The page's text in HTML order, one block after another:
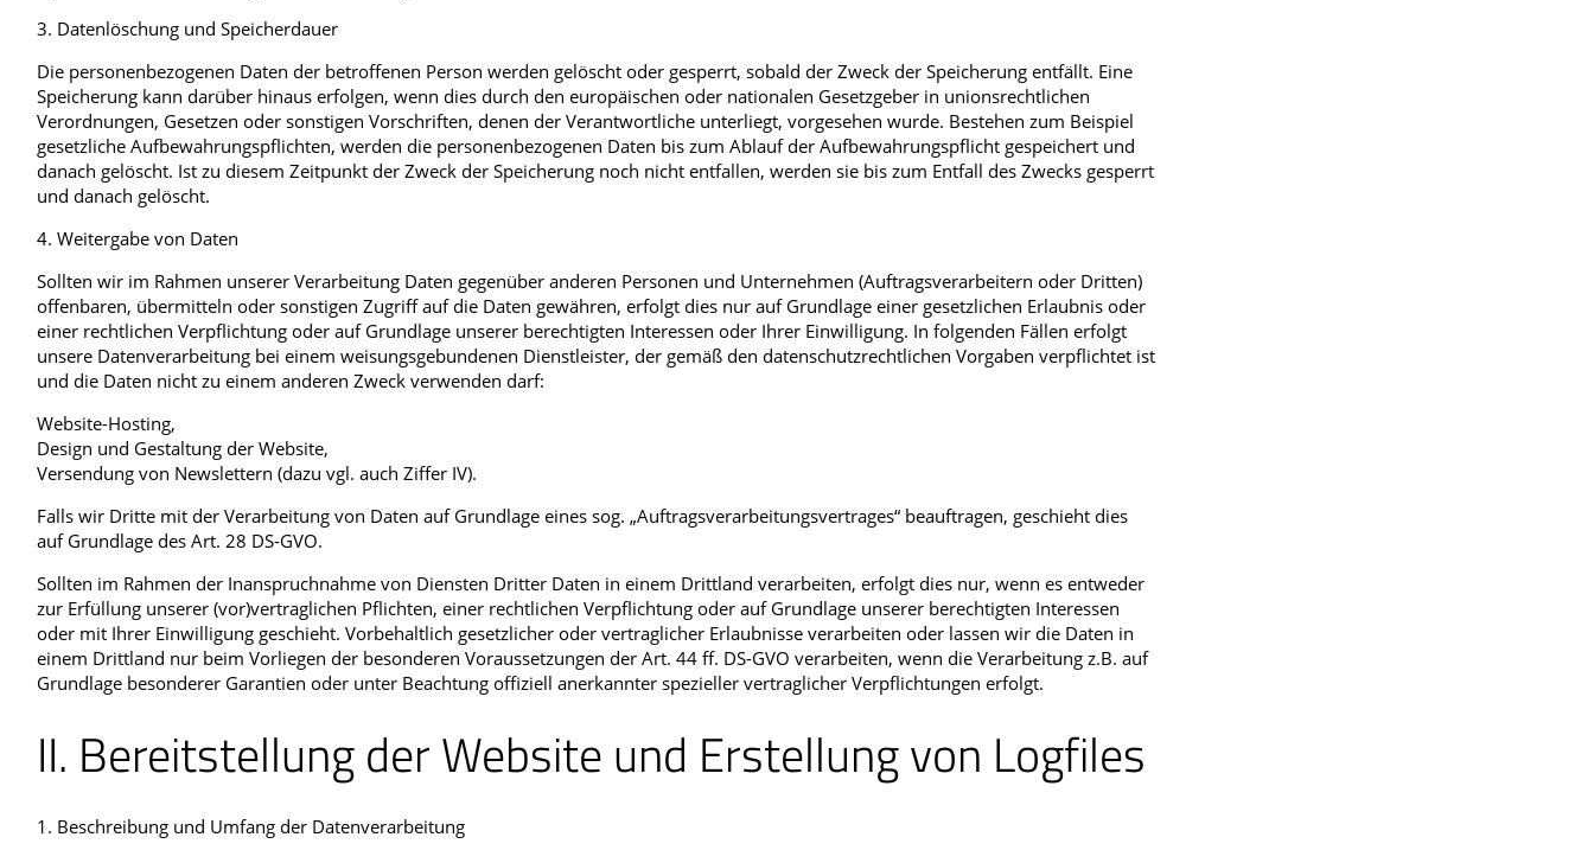
3. Datenlöschung und Speicherdauer
Die personenbezogenen Daten der betroffenen Person werden gelöscht oder gesperrt, sobald der Zweck der Speicherung entfällt. Eine
Speicherung kann darüber hinaus erfolgen, wenn dies durch den europäischen oder nationalen Gesetzgeber in unionsrechtlichen
Verordnungen, Gesetzen oder sonstigen Vorschriften, denen der Verantwortliche unterliegt, vorgesehen wurde. Bestehen zum Beispiel
gesetzliche Aufbewahrungspflichten, werden die personenbezogenen Daten bis zum Ablauf der Aufbewahrungspflicht gespeichert und
danach gelöscht. Ist zu diesem Zeitpunkt der Zweck der Speicherung noch nicht entfallen, werden sie bis zum Entfall des Zwecks gesperrt
und danach gelöscht.
4. Weitergabe von Daten
Sollten wir im Rahmen unserer Verarbeitung Daten gegenüber anderen Personen und Unternehmen (Auftragsverarbeitern oder Dritten)
offenbaren, übermitteln oder sonstigen Zugriff auf die Daten gewähren, erfolgt dies nur auf Grundlage einer gesetzlichen Erlaubnis oder
einer rechtlichen Verpflichtung oder auf Grundlage unserer berechtigten Interessen oder Ihrer Einwilligung. In folgenden Fällen erfolgt
unsere Datenverarbeitung bei einem weisungsgebundenen Dienstleister, der gemäß den datenschutzrechtlichen Vorgaben verpflichtet ist
und die Daten nicht zu einem anderen Zweck verwenden darf:
Website-Hosting,
Design und Gestaltung der Website,
Versendung von Newslettern (dazu vgl. auch Ziffer IV).
Falls wir Dritte mit der Verarbeitung von Daten auf Grundlage eines sog. „Auftragsverarbeitungsvertrages“ beauftragen, geschieht dies
auf Grundlage des Art. 28 DS-GVO.
Sollten im Rahmen der Inanspruchnahme von Diensten Dritter Daten in einem Drittland verarbeiten, erfolgt dies nur, wenn es entweder
zur Erfüllung unserer (vor)vertraglichen Pflichten, einer rechtlichen Verpflichtung oder auf Grundlage unserer berechtigten Interessen
oder mit Ihrer Einwilligung geschieht. Vorbehaltlich gesetzlicher oder vertraglicher Erlaubnisse verarbeiten oder lassen wir die Daten in
einem Drittland nur beim Vorliegen der besonderen Voraussetzungen der Art. 44 ff. DS-GVO verarbeiten, wenn die Verarbeitung z.B. auf
Grundlage besonderer Garantien oder unter Beachtung offiziell anerkannter spezieller vertraglicher Verpflichtungen erfolgt.
II. Bereitstellung der Website und Erstellung von Logfiles
1. Beschreibung und Umfang der Datenverarbeitung